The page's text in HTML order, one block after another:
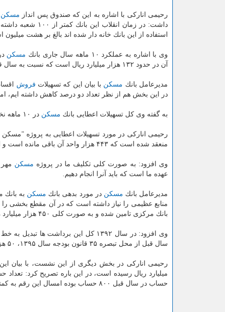
رحیمی اناركی با اشاره به این كه صندوق پس انداز مسكن
داشت: در زمان انقلاب این بانك كمتر از ۱۰۰ شعبه داشته است و هم اكنون شعب بانك
استفاده از این بانك خانه دار شده اند بالغ بر هشت
وی با اشاره به عملكرد ۱۰ ماهه سال جاری بانك مسكن
آن در حدود ۱۳۲ هزار میلیارد ریال است كه نسبت به سال قبل از نظر تعداد ۴۱ درصد و از نظر مبلغ ۲۱ درصد افزایش داشته است.
مدیرعامل بانك مسكن با بیان این كه تسهیلات فروش
در این بخش هم از نظر تعداد دو درصد كاهش داشته ایم،
به گفته وی كل تسهیلات اعطایی بانك مسكن در ۱۰ ماهه نخست سال جاری ۲۰۰ هزار میلیارد ریال بوده است.
منعقد شده است كه ۴۴۳ هزار واحد آن باقی مانده است و از این تعداد ۲۰۳ هزار واحد فعال و در حال
وی افزود: به صورت كلی تكلیف ما در پروژه مسكن
عهده ما است كه باید آنرا انجام دهیم.
مدیرعامل بانك مسكن در مورد بدهی بانك مسكن به بانك
منابع عظیمی را نیاز داشته است كه در آن مقطع بخشی را
بانك مركزی تامین شده و به صورت كلی ۴۵۰ هزار میلیارد ریال در چارچوب خط اعتباری و اضافه برداشت از بانك مركزی گرفته شده است.
وی افزود: در سال ۱۳۹۲ كل این برداشت ها تبدیل به خط اعتباری
سال قبل از محل تبصره ۳۵ قانون بودجه سال ۱۳۹۵، ۵۰ هزار میلیارد ریال از این بدهی تبدیل به سرمایه بانك
میلیارد ریال رسیده است، در این باره تصریح كرد:
حساب در سال قبل ۸۰۰ حساب بوده امسال این رقم به كمتر از ۶۰۰ حساب در روز رسیده است.